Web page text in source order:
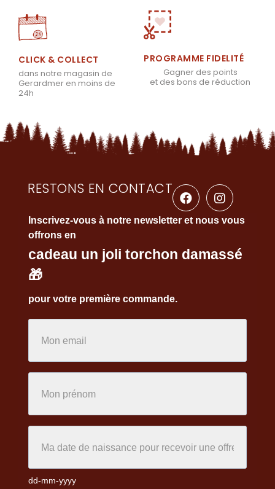
CLICK & COLLECT
dans notre magasin de
Gerardmer en moins de
24h
PROGRAMME FIDELITÉ
Gagner des points
et des bons de réduction
RESTONS EN CONTACT
Inscrivez-vous à notre newsletter et nous vous
offrons en
cadeau un joli torchon damassé
🎁
pour votre première commande.
dd-mm-yyyy